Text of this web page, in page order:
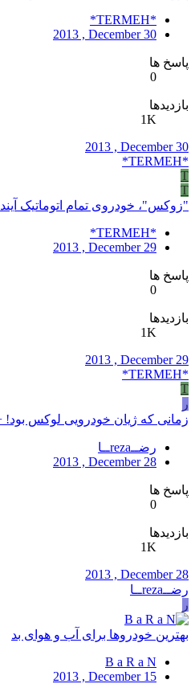
*TERMEH*
2013 , December 30
پاسخ ها
0
بازدیدها
1K
2013 , December 30
*TERMEH*
T
T
"زوکس"، خودروی تمام اتوماتیک
*TERMEH*
2013 , December 29
پاسخ ها
0
بازدیدها
1K
2013 , December 29
*TERMEH*
T
ر
زمانی که ژیان خودرویی لوکس
رضــrezaــا
2013 , December 28
پاسخ ها
0
بازدیدها
1K
2013 , December 28
رضــrezaــا
ر
بهترین خودروها برای آب‌ و هوای بد
B a R a N
2013 , December 15